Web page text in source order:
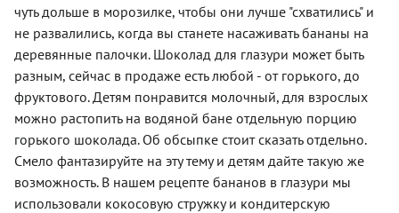
чуть дольше в морозилке, чтобы они лучше "схватились" и
не развалились, когда вы станете насаживать бананы на
деревянные палочки. Шоколад для глазури может быть
разным, сейчас в продаже есть любой - от горького, до
фруктового. Детям понравится молочный, для взрослых
можно растопить на водяной бане отдельную порцию
горького шоколада. Об обсыпке стоит сказать отдельно.
Смело фантазируйте на эту тему и детям дайте такую же
возможность. В нашем рецепте бананов в глазури мы
использовали кокосовую стружку и кондитерскую